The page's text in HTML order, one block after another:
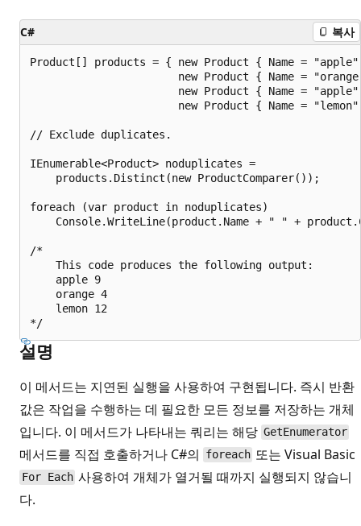
C# 복사
Product[] products = { new Product { Name =
new Product { Name =
new Product { Name =
new Product { Name =
// Exclude duplicates.
IEnumerable<Product> noduplicates =
    products.Distinct(new ProductComparer());
foreach (var product in noduplicates)
Console.WriteLine(product.Name + " " +
/*
    This code produces the following output:
    apple 9
    orange 4
    lemon 12
설명
이 메서드는 지연된 실행을 사용하여 구현됩니다. 즉시 반환
값은 작업을 수행하는 데 필요한 모든 정보를 저장하는 개체
입니다. 이 메서드가 나타내는 쿼리는 해당 GetEnumerator
메서드를 직접 호출하거나 C#의 foreach 또는 Visual Basic
For Each 사용하여 개체가 열거될 때까지 실행되지 않습니
다.